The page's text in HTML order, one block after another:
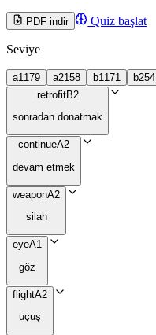
PDF indir Quiz başlat
Seviye
a1 179 a2158 b1 171 b254
retrofitB2
sonradan donatmak
continueA2
devam etmek
weaponA2
silah
eyeA1
göz
flightA2
uçuş